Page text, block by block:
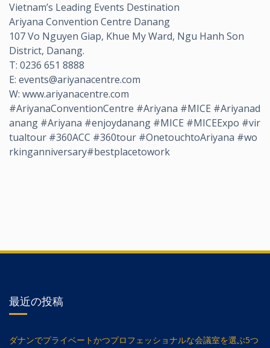
Vietnam’s Leading Events Destination
Ariyana Convention Centre Danang
107 Vo Nguyen Giap, Khue My Ward, Ngu Hanh Son
District, Danang.
T: 0236 651 8888
E: events@ariyanacentre.com
W: www.ariyanacentre.com
#AriyanaConventionCentre #Ariyana #MICE #Ariyanad
anang #Ariyana #enjoydanang #MICE #MICEExpo #vir
tualtour #360ACC #360tour #OnetouchtoAriyana #wo
rkinganniversary#bestplacetowork
最近の投稿
ダナンでプライベートかつプロフェッショナルな会議室を選ぶ5つ